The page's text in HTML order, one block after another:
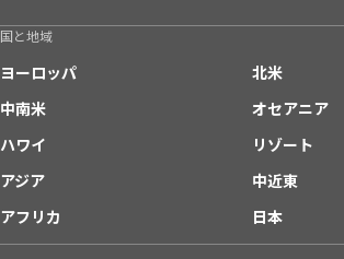
国と地域
ヨーロッパ
北米
中南米
オセアニア
ハワイ
リゾート
アジア
中近東
アフリカ
日本